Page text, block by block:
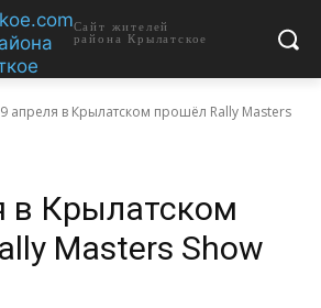
Сайт жителей
района Крылатское
апреля в Крылатском прошёл Rally Masters
в Крылатском
Masters Show